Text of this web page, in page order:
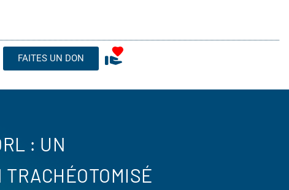
FAITES UN DON
: UN